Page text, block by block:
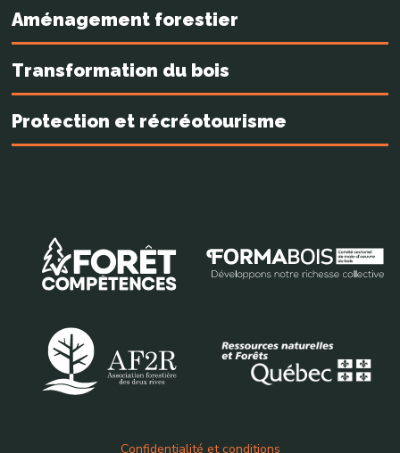
Aménagement forestier
Transformation du bois
Protection et récréotourisme
Confidentialité et conditions